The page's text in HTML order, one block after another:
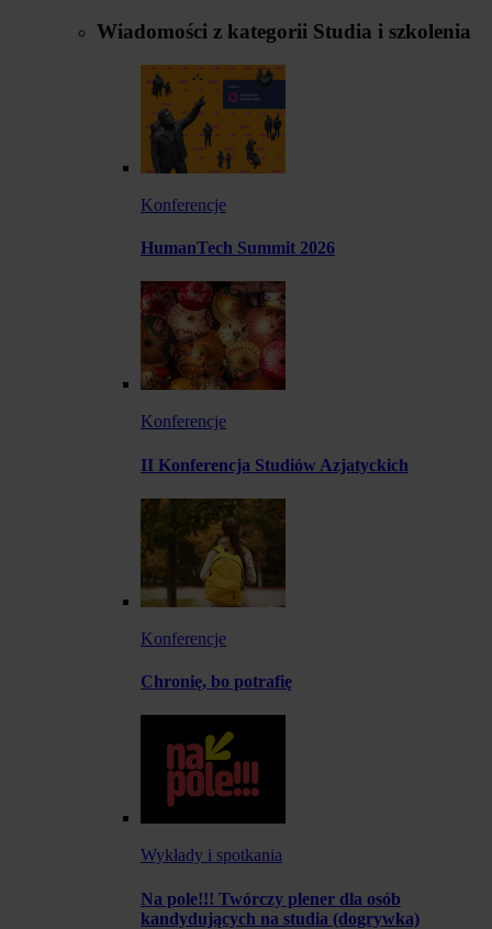
Wiadomości z kategorii Studia i szkolenia
Konferencje
HumanTech Summit 2026
Konferencje
II Konferencja Studiów Azjatyckich
Konferencje
Chronię, bo potrafię
Wykłady i spotkania
Na pole!!! Twórczy plener dla osób
kandydujących na studia (dogrywka)